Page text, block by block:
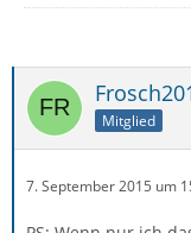
Mitglied
7. September 2015 um